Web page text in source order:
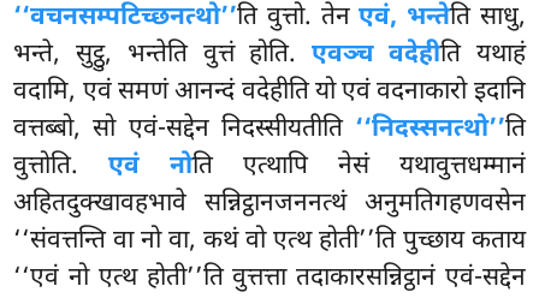
‘‘वचनसम्पटिच्छनत्थो’’ति वुत्तो. तेनएवं, भन्तेति साधु,
भन्ते, सुट्ठु, भन्तेति वुत्तं होति.एवञ्च वदेहीति यथाहं
वदामि, एवं समणं आनन्दं वदेहीति यो एवं वदनाकारो इदानि
वत्तब्बो, सो एवं-सद्देन निदस्सीयतीति ‘‘निदस्सनत्थो’’ति
वुत्तोति.एवं नोति एत्थापि नेसं यथावुत्तधम्मानं
अहितदुक्खावहभावे सन्निट्ठानजननत्थं अनुमतिगहणवसेन
‘‘संवत्तन्ति वा नो वा, कथं वो एत्थ होती’’ति पुच्छाय कताय
‘‘एवं नो एत्थ होती’’ति वुत्तत्ता तदाकारसन्निट्ठानं एवं-सद्देन